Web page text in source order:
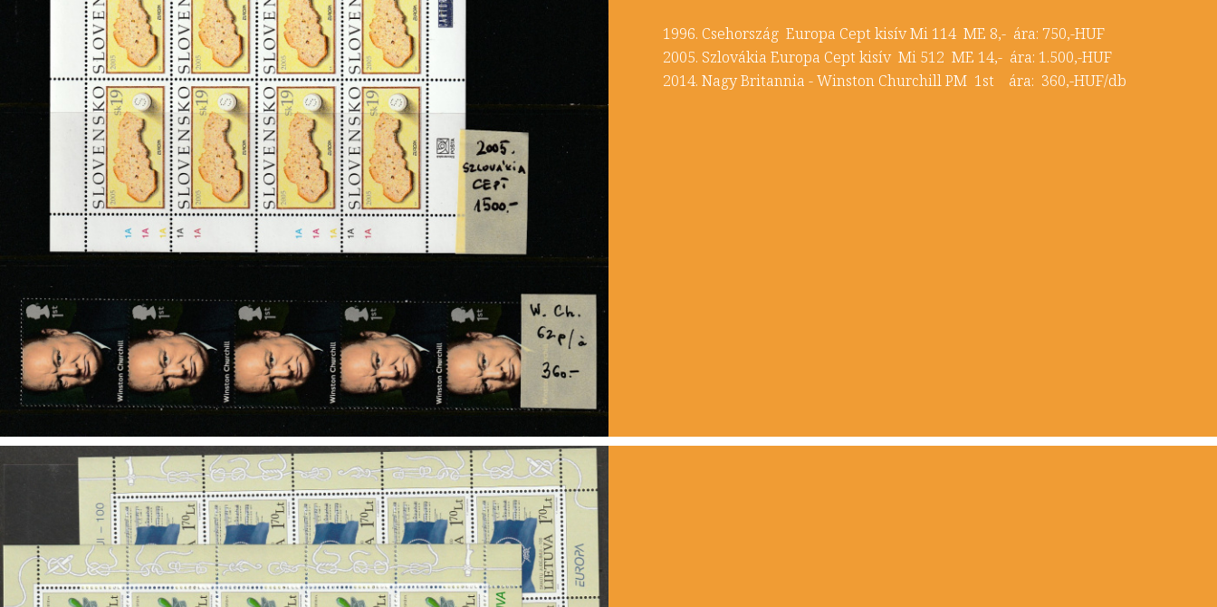
1996. Csehország Europa Cept kisív Mi 114 ME 8,- ára: 750,-HUF
2005. Szlovákia Europa Cept kisív Mi 512 ME 14,- ára: 1.500,-HUF
2014. Nagy Britannia - Winston Churchill PM 1st ára: 360,-HUF/db